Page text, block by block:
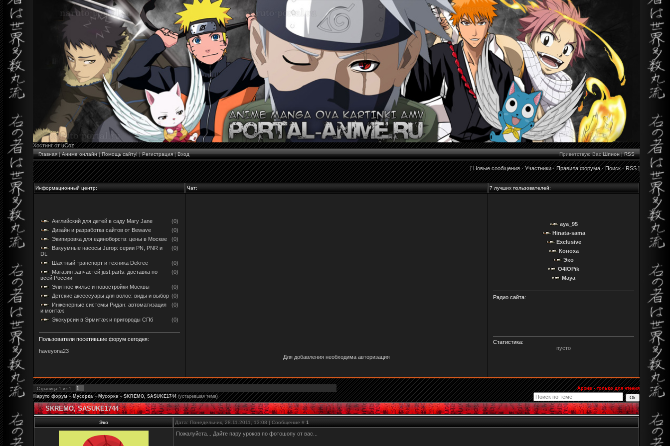
Хостинг отuCoz
Главная|Аниме онлайн|Помощь сайту!|Регистрация|Вход Приветствую Вас Шпион|RSS
[Новые сообщения·Участники·Правила форума·Поиск·RSS]
Информационный центр: Чат: 7 лучших пользователей:
Английский для детей в саду Mary Jane
(0)
Дизайн и разработка сайтов от Bewave
(0)
Экипировка для единоборств: цены в Москве
(0)
Вакуумные насосы Jurop: серии PN, PNR и
DL
(0)
Шахтный транспорт и техника Dekree
(0)
Магазин запчастей just.parts: доставка по
всей России
(0)
Элитное жилье и новостройки Москвы
(0)
Детские аксессуары для волос: виды и выбор (0)
Инженерные системы Ридан: автоматизация
и монтаж
(0)
Экскурсии в Эрмитаж и пригороды СПб (0)
Пользователи посетившие форум сегодня:
haveyona23
Для добавления необходима авторизация
aya_95
Hinata-sama
Exclusive
Коноха
Эко
O4IOPik
Maya
Радио сайта:
Статистика:
пусто
Страница 1 из 1 1
Архив - только для чтения
Наруто форум » Мусорка » Мусорка » SKREMO, SASUKE1744 (устаревшая тема)
SKREMO, SASUKE1744
Эко Дата: Понедельник, 28.11.2011, 13:08 | Сообщение # 1
Пожалуйста... Дайте пару уроков по фотошопу от вас...